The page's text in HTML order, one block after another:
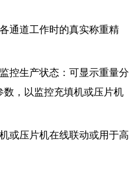
通道工作时的真实称重精
控生产状态：可显示重量分
，以监控充填机或压片机
或压片机在线联动或用于高